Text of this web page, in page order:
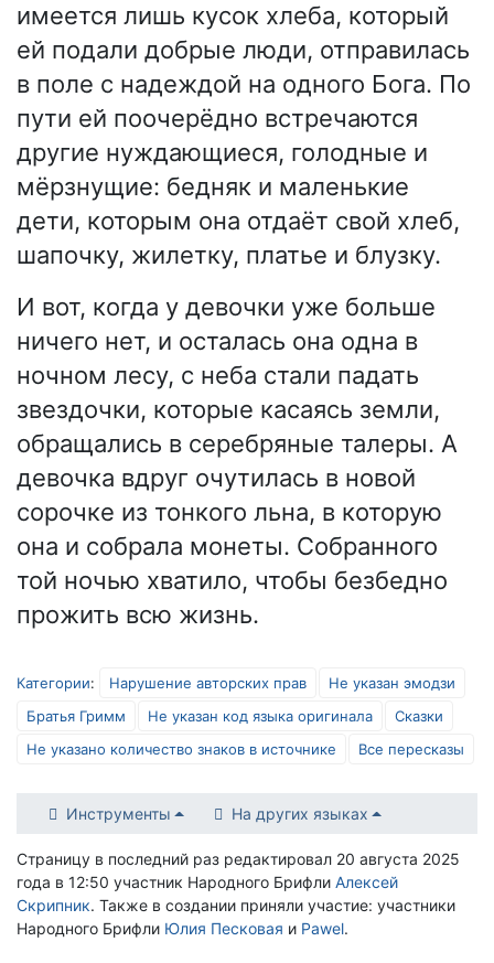
имеется лишь кусок хлеба, который
ей подали добрые люди, отправилась
в поле с надеждой на одного Бога. По
пути ей поочерёдно встречаются
другие нуждающиеся, голодные и
мёрзнущие: бедняк и маленькие
дети, которым она отдаёт свой хлеб,
шапочку, жилетку, платье и блузку.
И вот, когда у девочки уже больше
ничего нет, и осталась она одна в
ночном лесу, с неба стали падать
звездочки, которые касаясь земли,
обращались в серебряные талеры. А
девочка вдруг очутилась в новой
сорочке из тонкого льна, в которую
она и собрала монеты. Собранного
той ночью хватило, чтобы безбедно
прожить всю жизнь.
Категории: Нарушение авторских прав
Не указан эмодзи
Братья Гримм
Не указан код языка оригинала
Сказки
Не указано количество знаков в источнике
Все пересказы
Инструменты На других языках
Страницу в последний раз редактировал 20 августа 2025
года в 12:50 участник Народного Брифли Алексей
Скрипник. Также в создании приняли участие: участники
Народного Брифли Юлия Песковая и Pawel.